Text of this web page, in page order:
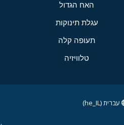
האח הגדול
עגלת תינוקות
תעופה קלה
טלוויזיה
עברית (he_IL)